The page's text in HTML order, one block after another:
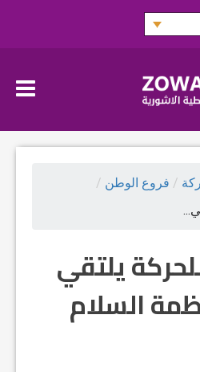
/ فروع الوطن /
يلتقي
السلام